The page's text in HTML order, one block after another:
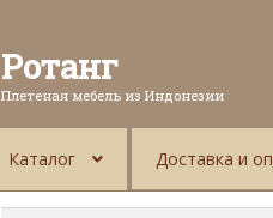
Ротанг
Плетеная мебель из Индонезии
Каталог Доставка и